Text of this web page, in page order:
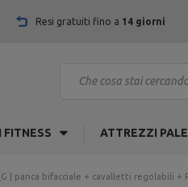
Resi gratuiti fino a 14 giorni
ATTREZZI
| panca bifacciale + cavalletti